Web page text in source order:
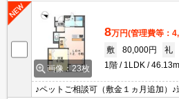
画像：23枚
8万円(管理費等：
敷
80,000円 礼
1階
1LDK
♪ペットご相談可（敷金１ヵ月追加）♪